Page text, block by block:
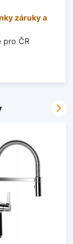
záruky a
pro ČR
